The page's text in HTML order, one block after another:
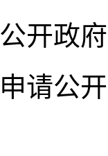
公开政
请公